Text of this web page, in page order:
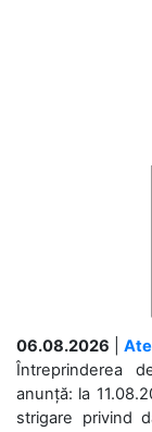
06.08.2026
Întreprinderea
anunță: la
strigare privind